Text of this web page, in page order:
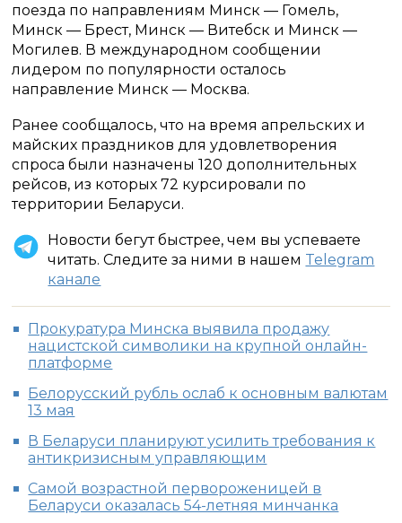
поезда по направлениям Минск — Гомель,
Минск — Брест, Минск — Витебск и Минск —
Могилев. В международном сообщении
лидером по популярности осталось
направление Минск — Москва.
Ранее сообщалось, что на время апрельских и
майских праздников для удовлетворения
спроса были назначены 120 дополнительных
рейсов, из которых 72 курсировали по
территории Беларуси.
Новости бегут быстрее, чем вы успеваете
читать. Следите за ними в нашем Telegram
канале
Прокуратура Минска выявила продажу
нацистской символики на крупной онлайн-
платформе
Белорусский рубль ослаб к основным валютам
13 мая
В Беларуси планируют усилить требования к
антикризисным управляющим
Самой возрастной первороженицей в
Беларуси оказалась 54-летняя минчанка